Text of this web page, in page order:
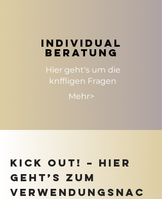
individual
Beratung
Hier geht's um die
knffligen Fragen
Mehr>
KICK OUT! – Hier
geht’s zum
Verwendungsnac